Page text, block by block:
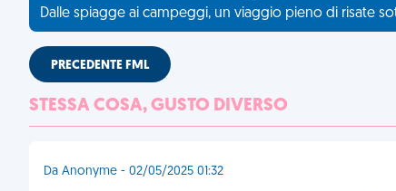
Dalle spiagge ai campeggi, un viaggio pieno di risate
PRECEDENTE FML
STESSA COSA, GUSTO DIVERSO
Da Anonyme - 02/05/2025 01:32